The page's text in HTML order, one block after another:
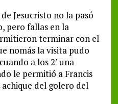
Jesucristo no la pasó
pero fallas en la
terminar con el
nomás la visita pudo
a los 2’ una
le permitió a Francis
del golero del